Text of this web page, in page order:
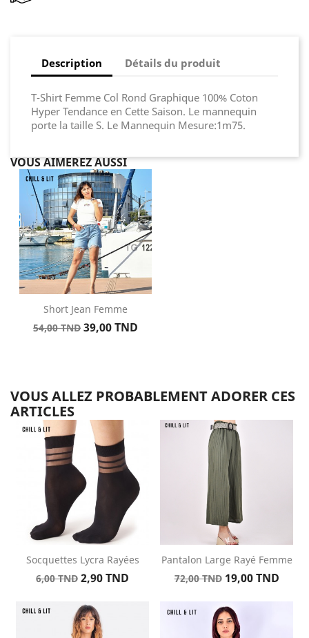
Description Détails du produit
T-Shirt Femme Col Rond Graphique 100% Coton
Hyper Tendance en Cette Saison. Le mannequin
porte la taille S. Le Mannequin Mesure:1m75.
VOUS AIMEREZ AUSSI
Short Jean Femme
Prix
54,00 TND Prix
39,00 TND
VOUS ALLEZ PROBABLEMENT ADORER CES
ARTICLES
Socquettes Lycra Rayées
Prix
base
6,00 TND Prix
2,90 TND
Pantalon Large Rayé Femme
Prix
base
72,00 TND Prix
19,00 TND